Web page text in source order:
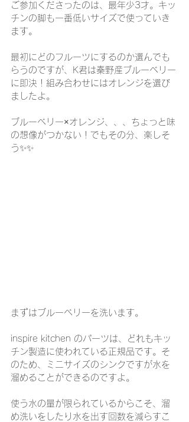
ご参加くださったのは、最年少3才。キッ
チンの脚も一番低いサイズで使っていき
ます。
最初にどのフルーツにするのか選んでも
らうのですが、K君は秦野産ブルーベリー
に即決！組み合わせにはオレンジを選び
ましたよ。
ブルーベリー×オレンジ、、、ちょっと味
の想像がつかない！でもその分、楽しそ
う✨✨
まずはブルーベリーを洗います。
inspire kitchen のパーツは、どれもキッ
チン製造に使われている正規品です。そ
のため、ミニサイズのシンクですが水を
溜めることができるのですよ。
使う水の量が限られているからこそ、溜
め洗いをしたり水を出す回数を減らすこ